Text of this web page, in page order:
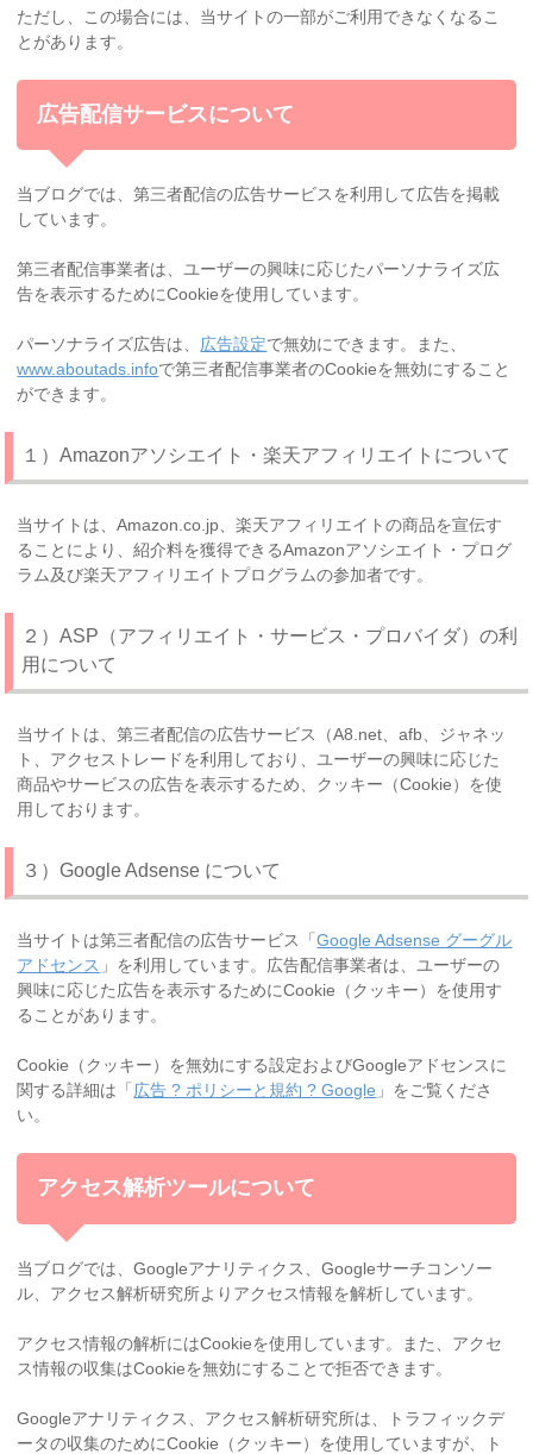
ただし、この場合には、当サイトの一部がご利用できなくなるこ
とがあります。
広告配信サービスについて
当ブログでは、第三者配信の広告サービスを利用して広告を掲載
しています。
第三者配信事業者は、ユーザーの興味に応じたパーソナライズ広
告を表示するためにCookieを使用しています。
パーソナライズ広告は、 広告設定で無効にできます。また、
www.aboutads.infoで第三者配信事業者のCookieを無効にすること
ができます。
１）Amazonアソシエイト・楽天アフィリエイトについて
当サイトは、Amazon.co.jp、楽天アフィリエイトの商品を宣伝す
ることにより、紹介料を獲得できるAmazonアソシエイト・プログ
ラム及び楽天アフィリエイトプログラムの参加者です。
２）ASP（アフィリエイト・サービス・プロバイダ）の利
用について
当サイトは、第三者配信の広告サービス（A8.net、afb、ジャネッ
ト、アクセストレードを利用しており、ユーザーの興味に応じた
商品やサービスの広告を表示するため、クッキー（Cookie）を使
用しております。
３）Google Adsense について
当サイトは第三者配信の広告サービス「Google Adsense グーグル
アドセンス 」を利用しています。広告配信事業者は、ユーザーの
興味に応じた広告を表示するためにCookie（クッキー）を使用す
ることがあります。
Cookie（クッキー）を無効にする設定およびGoogleアドセンスに
関する詳細は「 広告 ? ポリシーと規約 ? Google 」をご覧くださ
い。
アクセス解析ツールについて
当ブログでは、Googleアナリティクス、Googleサーチコンソー
ル、アクセス解析研究所よりアクセス情報を解析しています。
アクセス情報の解析にはCookieを使用しています。また、アクセ
ス情報の収集はCookieを無効にすることで拒否できます。
Googleアナリティクス、アクセス解析研究所は、トラフィックデ
ータの収集のためにCookie（クッキー）を使用していますが、ト